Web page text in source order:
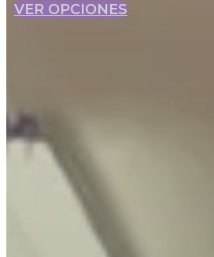
VER OPCIONES